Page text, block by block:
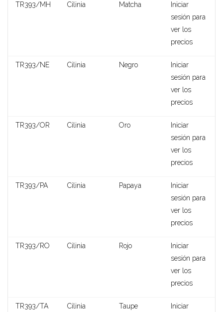
TR393/MH Cilinia Matcha
Iniciar
sesión para
ver los
precios
TR393/NE Cilinia Negro
Iniciar
sesión para
ver los
precios
TR393/OR Cilinia Oro
Iniciar
sesión para
ver los
precios
TR393/PA Cilinia Papaya
Iniciar
sesión para
ver los
precios
TR393/RO Cilinia Rojo
Iniciar
sesión para
ver los
precios
TR393/TA Cilinia Taupe
Iniciar